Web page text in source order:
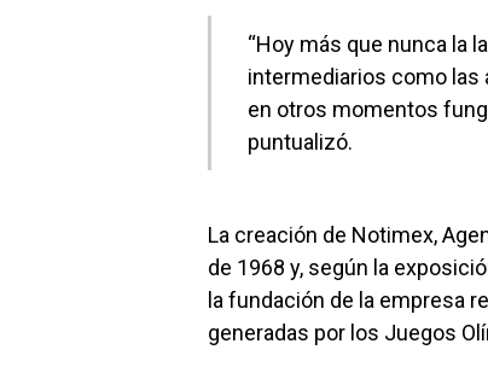
“Hoy más que nunca la
intermediarios como las
en otros momentos
puntualizó.
La creación de Notimex,
de 1968 y, según la
la fundación de la empresa
generadas por los Juegos